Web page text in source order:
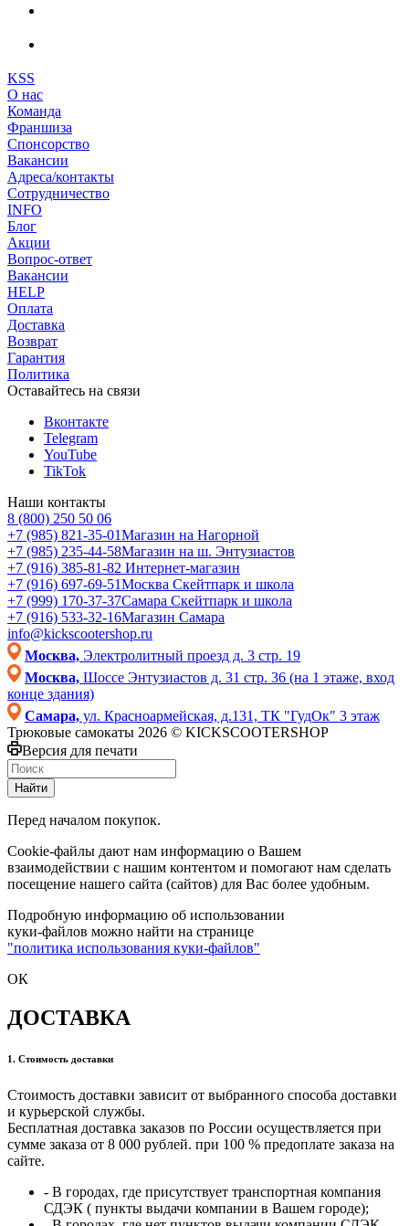
KSS
О нас
Команда
Франшиза
Спонсорство
Вакансии
Адреса/контакты
Сотрудничество
INFO
Блог
Акции
Вопрос-ответ
Вакансии
HELP
Оплата
Доставка
Возврат
Гарантия
Политика
Оставайтесь на связи
Вконтакте
Telegram
YouTube
TikTok
Наши контакты
8 (800) 250 50 06
+7 (985) 821-35-01Магазин на Нагорной
+7 (985) 235-44-58Магазин на ш. Энтузиастов
+7 (916) 385-81-82 Интернет-магазин
+7 (916) 697-69-51Москва Скейтпарк и школа
+7 (999) 170-37-37Самара Скейтпарк и школа
+7 (916) 533-32-16Магазин Самара
info@kickscootershop.ru
Москва, Электролитный проезд д. 3 стр. 19
Москва, Шоссе Энтузиастов д. 31 стр. 36 (на 1 этаже, вход
конце здания)
Самара, ул. Красноармейская, д.131, ТК "ГудОк" 3 этаж
Трюковые самокаты 2026 © KICKSCOOTERSHOP
Версия для печати
Найти
Перед началом покупок.
Cookie-файлы дают нам информацию о Вашем
взаимодействии с нашим контентом и помогают нам сделать
посещение нашего сайта (сайтов) для Вас более удобным.
Подробную информацию об использовании
куки-файлов можно найти на странице
"политика использования куки-файлов"
ОК
ДОСТАВКА
1. Стоимость доставки
Стоимость доставки зависит от выбранного способа доставки
и курьерской службы.
Бесплатная доставка заказов по России осуществляется при
сумме заказа от 8 000 рублей. при 100 % предоплате заказа на
сайте.
- В городах, где присутствует транспортная компания
СДЭК ( пункты выдачи компании в Вашем городе);